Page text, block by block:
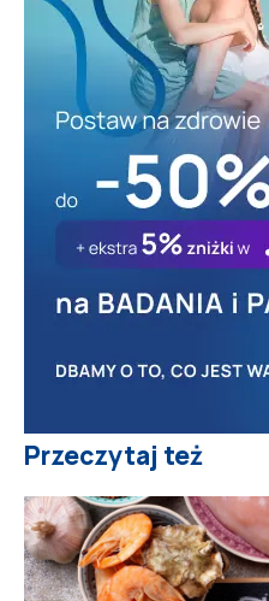
Przeczytaj też